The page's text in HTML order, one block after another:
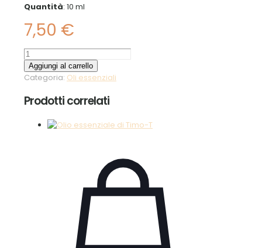
Quantità: 10 ml
7,50 €
Olio
essenziale
di
dolce
Aggiungi al carrello
Categoria: Oli essenziali
Prodotti correlati